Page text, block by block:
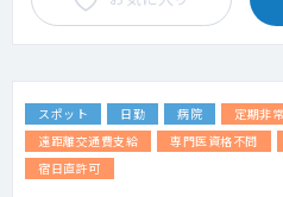
スポット 日勤 病院 定期非
遠距離交通費支給
専門医資格不問
宿日直許可